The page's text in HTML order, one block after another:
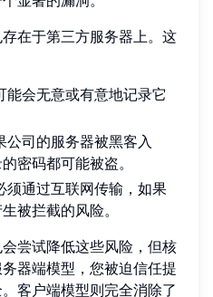
在于第三方服务器上。这
能会无意或有意地记录它
公司的服务器被黑客入
密码都可能被盗。
须通过互联网传输，如果
被拦截的风险。
尝试降低这些风险，但核
器端模型，您被迫信任提
客户端模型则完全消除了